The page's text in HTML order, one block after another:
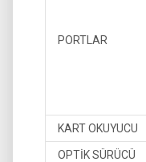
PORTLAR
KART OKUYUCU
OPTİK SÜRÜCÜ